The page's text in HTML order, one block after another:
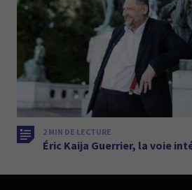
2 MIN DE LECTURE
Éric Kaija Guerrier, la voie